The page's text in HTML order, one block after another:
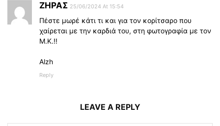
ΖΗΡΑΣ 25/06/2024 At 15:54
Πέστε μωρέ κάτι τι και για τον κορίτσαρο που
χαίρεται με την καρδιά του, στη φωτογραφία με τον
Μ.Κ.!!
Alzh
Reply
LEAVE A REPLY